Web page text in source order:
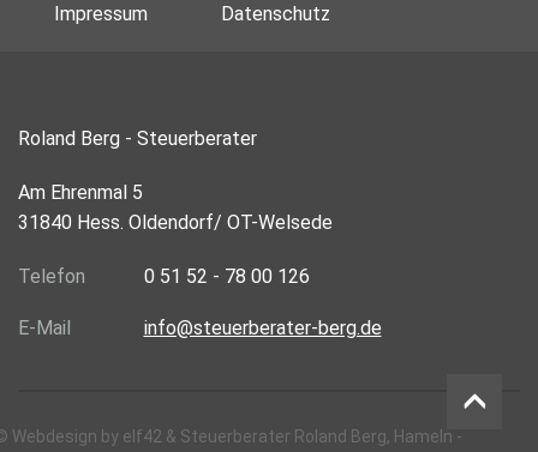
Impressum Datenschutz
Roland Berg - Steuerberater
Am Ehrenmal 5
31840 Hess. Oldendorf/ OT-Welsede
Telefon
E-Mail
0 51 52 - 78 00 126
info@steuerberater-berg.de
Webdesign by elf42 & Steuerberater Roland Berg, Hameln -